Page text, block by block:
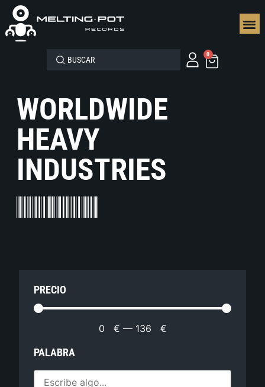
0
WORLDWIDE
HEAVY
INDUSTRIES
PRECIO
0 € — 136 €
PALABRA